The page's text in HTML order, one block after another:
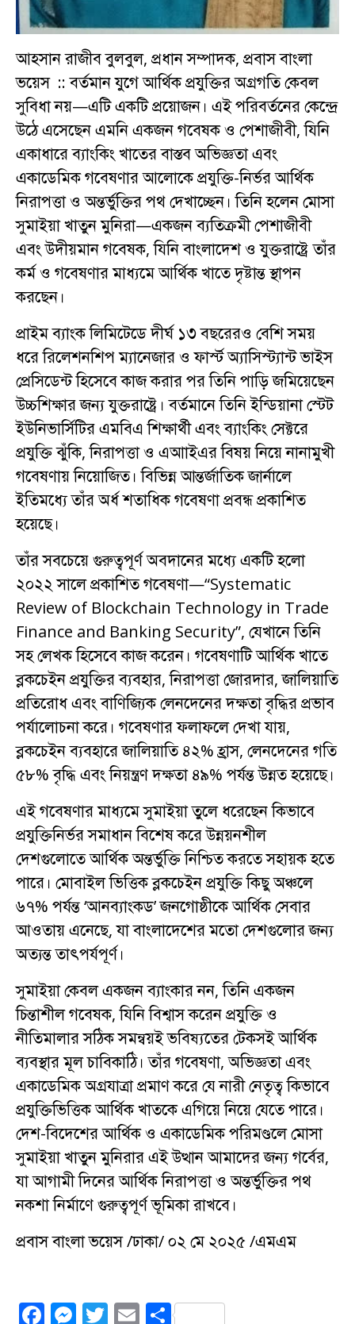
আহসান রাজীব বুলবুল, প্রধান সম্পাদক, প্রবাস বাংলা
ভয়েস :: বর্তমান যুগে আর্থিক প্রযুক্তির অগ্রগতি কেবল
সুবিধা নয়—এটি একটি প্রয়োজন। এই পরিবর্তনের কেন্দ্রে
উঠে এসেছেন এমনি একজন গবেষক ও পেশাজীবী, যিনি
একাধারে ব্যাংকিং খাতের বাস্তব অভিজ্ঞতা এবং
একাডেমিক গবেষণার আলোকে প্রযুক্তি-নির্ভর আর্থিক
নিরাপত্তা ও অন্তর্ভুক্তির পথ দেখাচ্ছেন। তিনি হলেন মোসা
সুমাইয়া খাতুন মুনিরা—একজন ব্যতিক্রমী পেশাজীবী
এবং উদীয়মান গবেষক, যিনি বাংলাদেশ ও যুক্তরাষ্ট্রে তাঁর
কর্ম ও গবেষণার মাধ্যমে আর্থিক খাতে দৃষ্টান্ত স্থাপন
করছেন।
প্রাইম ব্যাংক লিমিটেডে দীর্ঘ ১৩ বছরেরও বেশি সময়
ধরে রিলেশনশিপ ম্যানেজার ও ফার্স্ট অ্যাসিস্ট্যান্ট ভাইস
প্রেসিডেন্ট হিসেবে কাজ করার পর তিনি পাড়ি জমিয়েছেন
উচ্চশিক্ষার জন্য যুক্তরাষ্ট্রে। বর্তমানে তিনি ইন্ডিয়ানা স্টেট
ইউনিভার্সিটির এমবিএ শিক্ষার্থী এবং ব্যাংকিং সেক্টরে
প্রযুক্তি ঝুঁকি, নিরাপত্তা ও এআাইএর বিষয় নিয়ে নানামুখী
গবেষণায় নিয়োজিত। বিভিন্ন আন্তর্জাতিক জার্নালে
ইতিমধ্যে তাঁর অর্ধ শতাধিক গবেষণা প্রবন্ধ প্রকাশিত
হয়েছে।
তাঁর সবচেয়ে গুরুত্বপূর্ণ অবদানের মধ্যে একটি হলো
২০২২ সালে প্রকাশিত গবেষণা—“Systematic
Review of Blockchain Technology in Trade
Finance and Banking Security”, যেখানে তিনি
সহ লেখক হিসেবে কাজ করেন। গবেষণাটি আর্থিক খাতে
ব্লকচেইন প্রযুক্তির ব্যবহার, নিরাপত্তা জোরদার, জালিয়াতি
প্রতিরোধ এবং বাণিজ্যিক লেনদেনের দক্ষতা বৃদ্ধির প্রভাব
পর্যালোচনা করে। গবেষণার ফলাফলে দেখা যায়,
ব্লকচেইন ব্যবহারে জালিয়াতি ৪২% হ্রাস, লেনদেনের গতি
৫৮% বৃদ্ধি এবং নিয়ন্ত্রণ দক্ষতা ৪৯% পর্যন্ত উন্নত হয়েছে।
এই গবেষণার মাধ্যমে সুমাইয়া তুলে ধরেছেন কিভাবে
প্রযুক্তিনির্ভর সমাধান বিশেষ করে উন্নয়নশীল
দেশগুলোতে আর্থিক অন্তর্ভুক্তি নিশ্চিত করতে সহায়ক হতে
পারে। মোবাইল ভিত্তিক ব্লকচেইন প্রযুক্তি কিছু অঞ্চলে
৬৭% পর্যন্ত ‘আনব্যাংকড’ জনগোষ্ঠীকে আর্থিক সেবার
আওতায় এনেছে, যা বাংলাদেশের মতো দেশগুলোর জন্য
অত্যন্ত তাৎপর্যপূর্ণ।
সুমাইয়া কেবল একজন ব্যাংকার নন, তিনি একজন
চিন্তাশীল গবেষক, যিনি বিশ্বাস করেন প্রযুক্তি ও
নীতিমালার সঠিক সমন্বয়ই ভবিষ্যতের টেকসই আর্থিক
ব্যবস্থার মূল চাবিকাঠি। তাঁর গবেষণা, অভিজ্ঞতা এবং
একাডেমিক অগ্রযাত্রা প্রমাণ করে যে নারী নেতৃত্ব কিভাবে
প্রযুক্তিভিত্তিক আর্থিক খাতকে এগিয়ে নিয়ে যেতে পারে।
দেশ-বিদেশের আর্থিক ও একাডেমিক পরিমণ্ডলে মোসা
সুমাইয়া খাতুন মুনিরার এই উত্থান আমাদের জন্য গর্বের,
যা আগামী দিনের আর্থিক নিরাপত্তা ও অন্তর্ভুক্তির পথ
নকশা নির্মাণে গুরুত্বপূর্ণ ভূমিকা রাখবে।
প্রবাস বাংলা ভয়েস /ঢাকা/ ০২ মে ২০২৫ /এমএম
F M T E S